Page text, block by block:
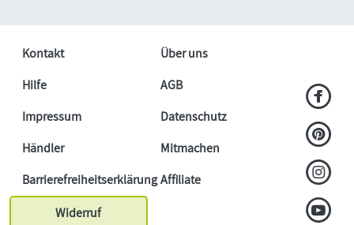
Kontakt
Über uns
Hilfe
AGB
Impressum
Datenschutz
Händler
Mitmachen
BarrierefreiheitserklärungAffiliate
Widerruf